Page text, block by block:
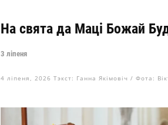
На свята да Маці Божай
3 ліпеня
4 ліпеня, 2026 Тэкст: Ганна Якімовіч / Фота: